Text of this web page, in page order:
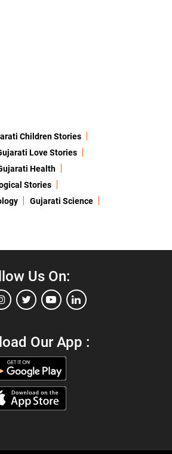
Children Stories
Love Stories
Health
Stories
Gujarati Science
Us On:
Our App :